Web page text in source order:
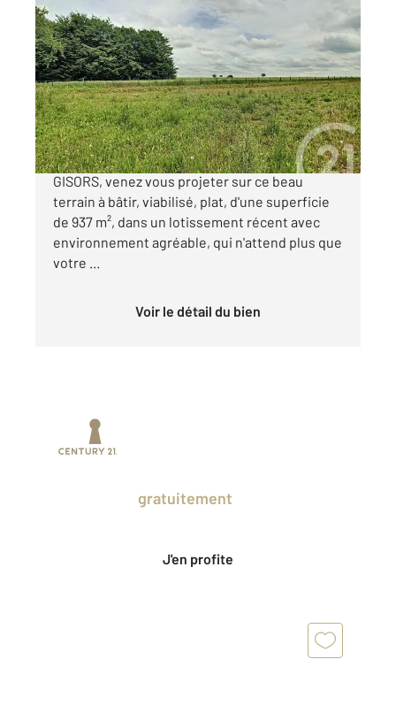
GISORS 27
937 m2
Ref : 676308
Terrain à vendre
84 560 €
Situé dans un charmant village, à 15 minutes de
GISORS, venez vous projeter sur ce beau
terrain à bâtir, viabilisé, plat, d'une superficie
de 937 m², dans un lotissement récent avec
environnement agréable, qui n'attend plus que
votre ...
Voir le détail du bien
gratuitement
J'en profite